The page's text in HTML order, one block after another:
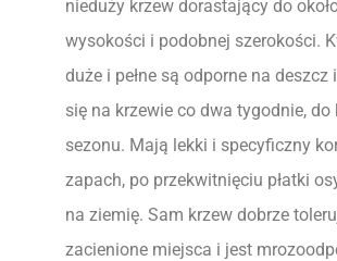
nieduży krzew dorastający do
wysokości i podobnej szerokości.
duże i pełne są odporne na deszcz
się na krzewie co dwa tygodnie, do
sezonu. Mają lekki i specyficzny
zapach, po przekwitnięciu płatki
na ziemię. Sam krzew dobrze
zacienione miejsca i jest